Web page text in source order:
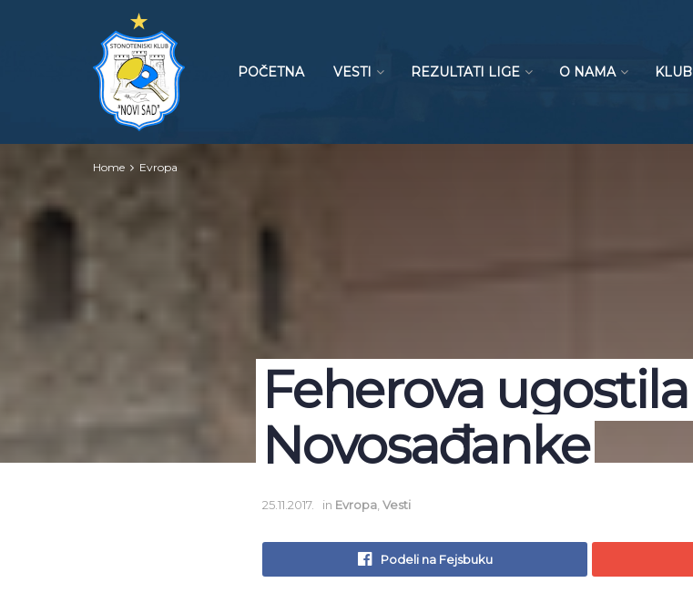
POČETNA VESTI REZULTATI LIGE O NAMA KLUB
Home Evropa
Feherova ugostila
Novosađanke
25.11.2017. in Evropa Vesti
Podeli na Fejsbuku